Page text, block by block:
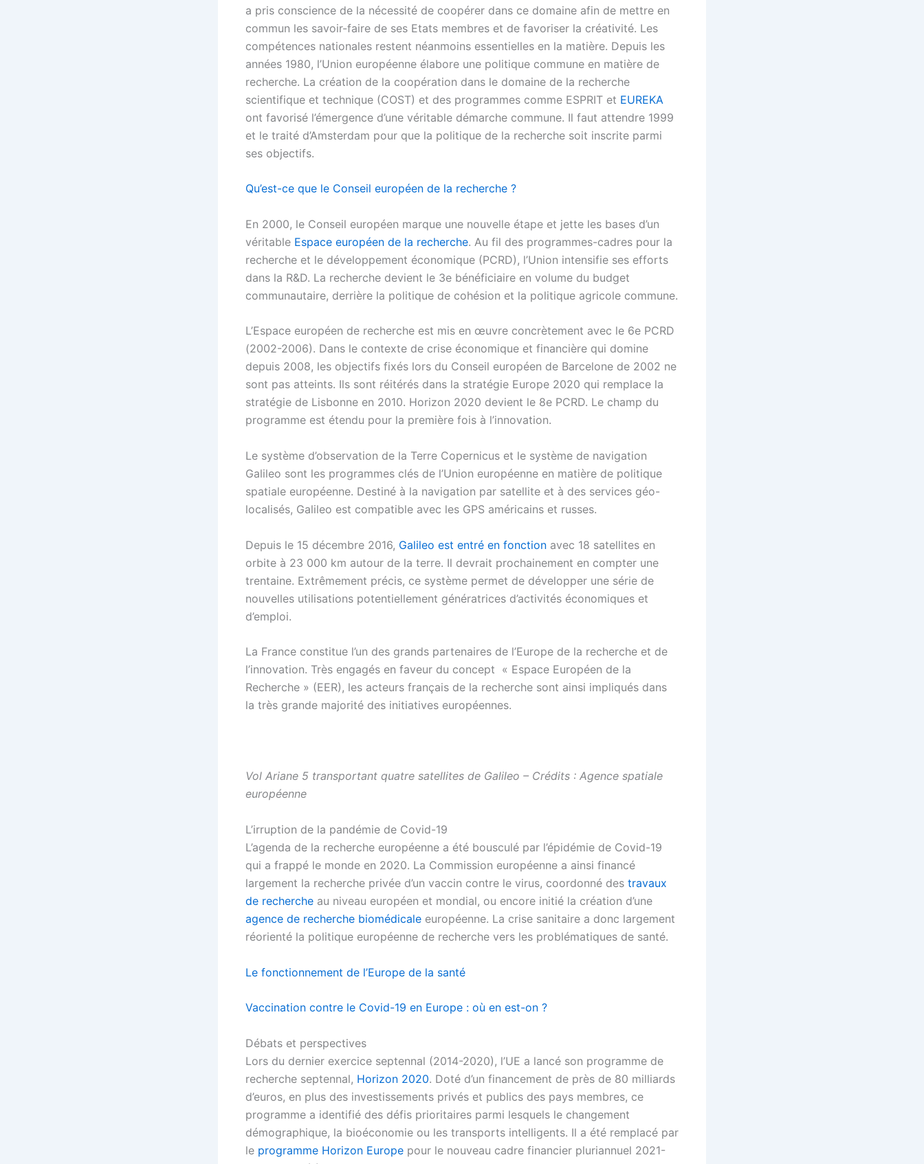
a pris conscience de la nécessité de coopérer dans ce domaine afin de mettre en
commun les savoir-faire de ses Etats membres et de favoriser la créativité. Les
compétences nationales restent néanmoins essentielles en la matière. Depuis les
années 1980, l’Union européenne élabore une politique commune en matière de
recherche. La création de la coopération dans le domaine de la recherche
scientifique et technique (COST) et des programmes comme ESPRIT et EUREKA
ont favorisé l’émergence d’une véritable démarche commune. Il faut attendre 1999
et le traité d’Amsterdam pour que la politique de la recherche soit inscrite parmi
ses objectifs.
Qu’est-ce que le Conseil européen de la recherche ?
En 2000, le Conseil européen marque une nouvelle étape et jette les bases d’un
véritable Espace européen de la recherche. Au fil des programmes-cadres pour la
recherche et le développement économique (PCRD), l’Union intensifie ses efforts
dans la R&D. La recherche devient le 3e bénéficiaire en volume du budget
communautaire, derrière la politique de cohésion et la politique agricole commune.
L’Espace européen de recherche est mis en œuvre concrètement avec le 6e PCRD
(2002-2006). Dans le contexte de crise économique et financière qui domine
depuis 2008, les objectifs fixés lors du Conseil européen de Barcelone de 2002 ne
sont pas atteints. Ils sont réitérés dans la stratégie Europe 2020 qui remplace la
stratégie de Lisbonne en 2010. Horizon 2020 devient le 8e PCRD. Le champ du
programme est étendu pour la première fois à l’innovation.
Le système d’observation de la Terre Copernicus et le système de navigation
Galileo sont les programmes clés de l’Union européenne en matière de politique
spatiale européenne. Destiné à la navigation par satellite et à des services géo-
localisés, Galileo est compatible avec les GPS américains et russes.
Depuis le 15 décembre 2016, Galileo est entré en fonction avec 18 satellites en
orbite à 23 000 km autour de la terre. Il devrait prochainement en compter une
trentaine. Extrêmement précis, ce système permet de développer une série de
nouvelles utilisations potentiellement génératrices d’activités économiques et
d’emploi.
La France constitue l’un des grands partenaires de l’Europe de la recherche et de
l’innovation. Très engagés en faveur du concept « Espace Européen de la
Recherche » (EER), les acteurs français de la recherche sont ainsi impliqués dans
la très grande majorité des initiatives européennes.
Vol Ariane 5 transportant quatre satellites de Galileo – Crédits : Agence spatiale
européenne
L’irruption de la pandémie de Covid-19
L’agenda de la recherche européenne a été bousculé par l’épidémie de Covid-19
qui a frappé le monde en 2020. La Commission européenne a ainsi financé
largement la recherche privée d’un vaccin contre le virus, coordonné des travaux
de recherche au niveau européen et mondial, ou encore initié la création d’une
agence de recherche biomédicale européenne. La crise sanitaire a donc largement
réorienté la politique européenne de recherche vers les problématiques de santé.
Le fonctionnement de l’Europe de la santé
Vaccination contre le Covid-19 en Europe : où en est-on ?
Débats et perspectives
Lors du dernier exercice septennal (2014-2020), l’UE a lancé son programme de
recherche septennal, Horizon 2020. Doté d’un financement de près de 80 milliards
d’euros, en plus des investissements privés et publics des pays membres, ce
programme a identifié des défis prioritaires parmi lesquels le changement
démographique, la bioéconomie ou les transports intelligents. Il a été remplacé par
le programme Horizon Europe pour le nouveau cadre financier pluriannuel 2021-